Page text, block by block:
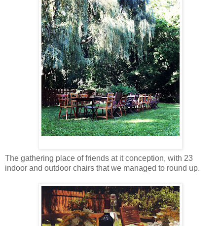
The gathering place of friends at it conception, with 23
indoor and outdoor chairs that we managed to round up.